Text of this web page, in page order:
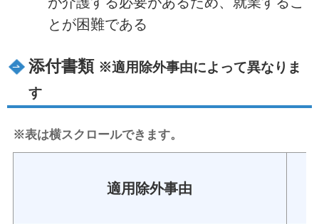
とが困難である
添付書類 ※適用除外事由によって異なりま
す
※表は横スクロールできます。
適用除外事由